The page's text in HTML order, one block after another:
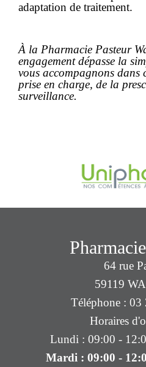
adaptation de traitement.
À la Pharmacie Pasteur
engagement dépasse la
vous accompagnons dans
prise en charge, de la
surveillance.
64 rue
59119
Téléphone : 03
Horaires
Lundi : 09:00 -
Mardi : 09:00 -